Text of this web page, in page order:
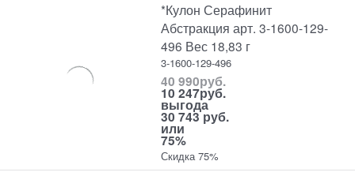
*Кулон Серафинит
Абстракция арт. 3-1600-129-
496 Вес 18,83 г
3-1600-129-496
40 990руб.
10 247руб.
выгода
30 743 руб.
или
75%
Скидка 75%